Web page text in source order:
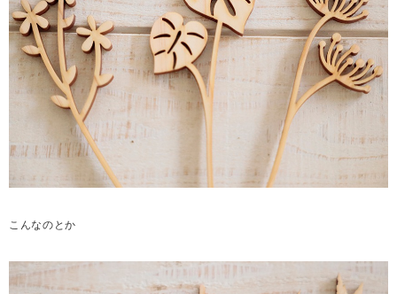
こんなのとか